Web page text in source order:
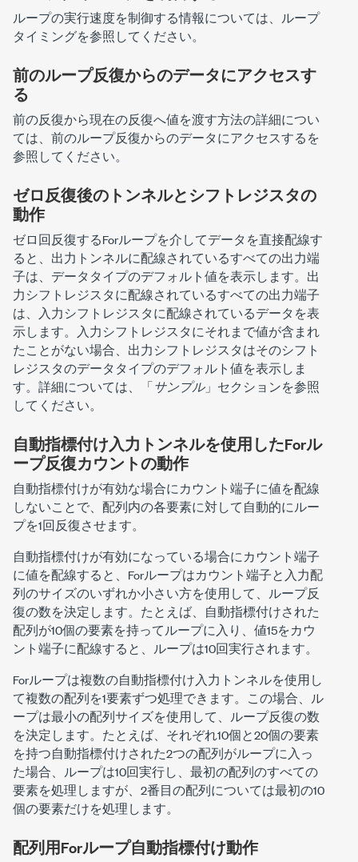
ループの実行速度を制御する情報については、 ループ
タイミングを参照してください。
前のループ反復からのデータにアクセスす
る
前の反復から現在の反復へ値を渡す方法の詳細につい
ては、 前のループ反復からのデータにアクセスするを
参照してください。
ゼロ反復後のトンネルとシフトレジスタの
動作
ゼロ回反復するForループを介してデータを直接配線す
ると、出力トンネルに配線されているすべての出力端
子は、データタイプのデフォルト値を表示します。出
力シフトレジスタに配線されているすべての出力端子
は、入力シフトレジスタに配線されているデータを表
示します。入力シフトレジスタにそれまで値が含まれ
たことがない場合、出力シフトレジスタはそのシフト
レジスタのデータタイプのデフォルト値を表示しま
す。詳細については、「サンプル」セクションを参照
してください。
自動指標付け入力トンネルを使用したForル
ープ反復カウントの動作
自動指標付けが有効な場合にカウント端子に値を配線
しないことで、配列内の各要素に対して自動的にルー
プを1回反復させます。
自動指標付けが有効になっている場合にカウント端子
に値を配線すると、 Forループはカウント端子と入力配
列のサイズのいずれか小さい方を使用して、ループ反
復の数を決定します。 たとえば、自動指標付けされた
配列が10個の要素を持ってループに入り、値15をカウ
ント端子に配線すると、ループは10回実行されます。
Forループは複数の自動指標付け入力トンネルを使用し
て複数の配列を1要素ずつ処理できます。この場合、ル
ープは最小の配列サイズを使用して、ループ反復の数
を決定します。 たとえば、それぞれ10個と20個の要素
を持つ自動指標付けされた2つの配列がループに入っ
た場合、ループは10回実行し、最初の配列のすべての
要素を処理しますが、2番目の配列については最初の10
個の要素だけを処理します。
配列用Forループ自動指標付け動作